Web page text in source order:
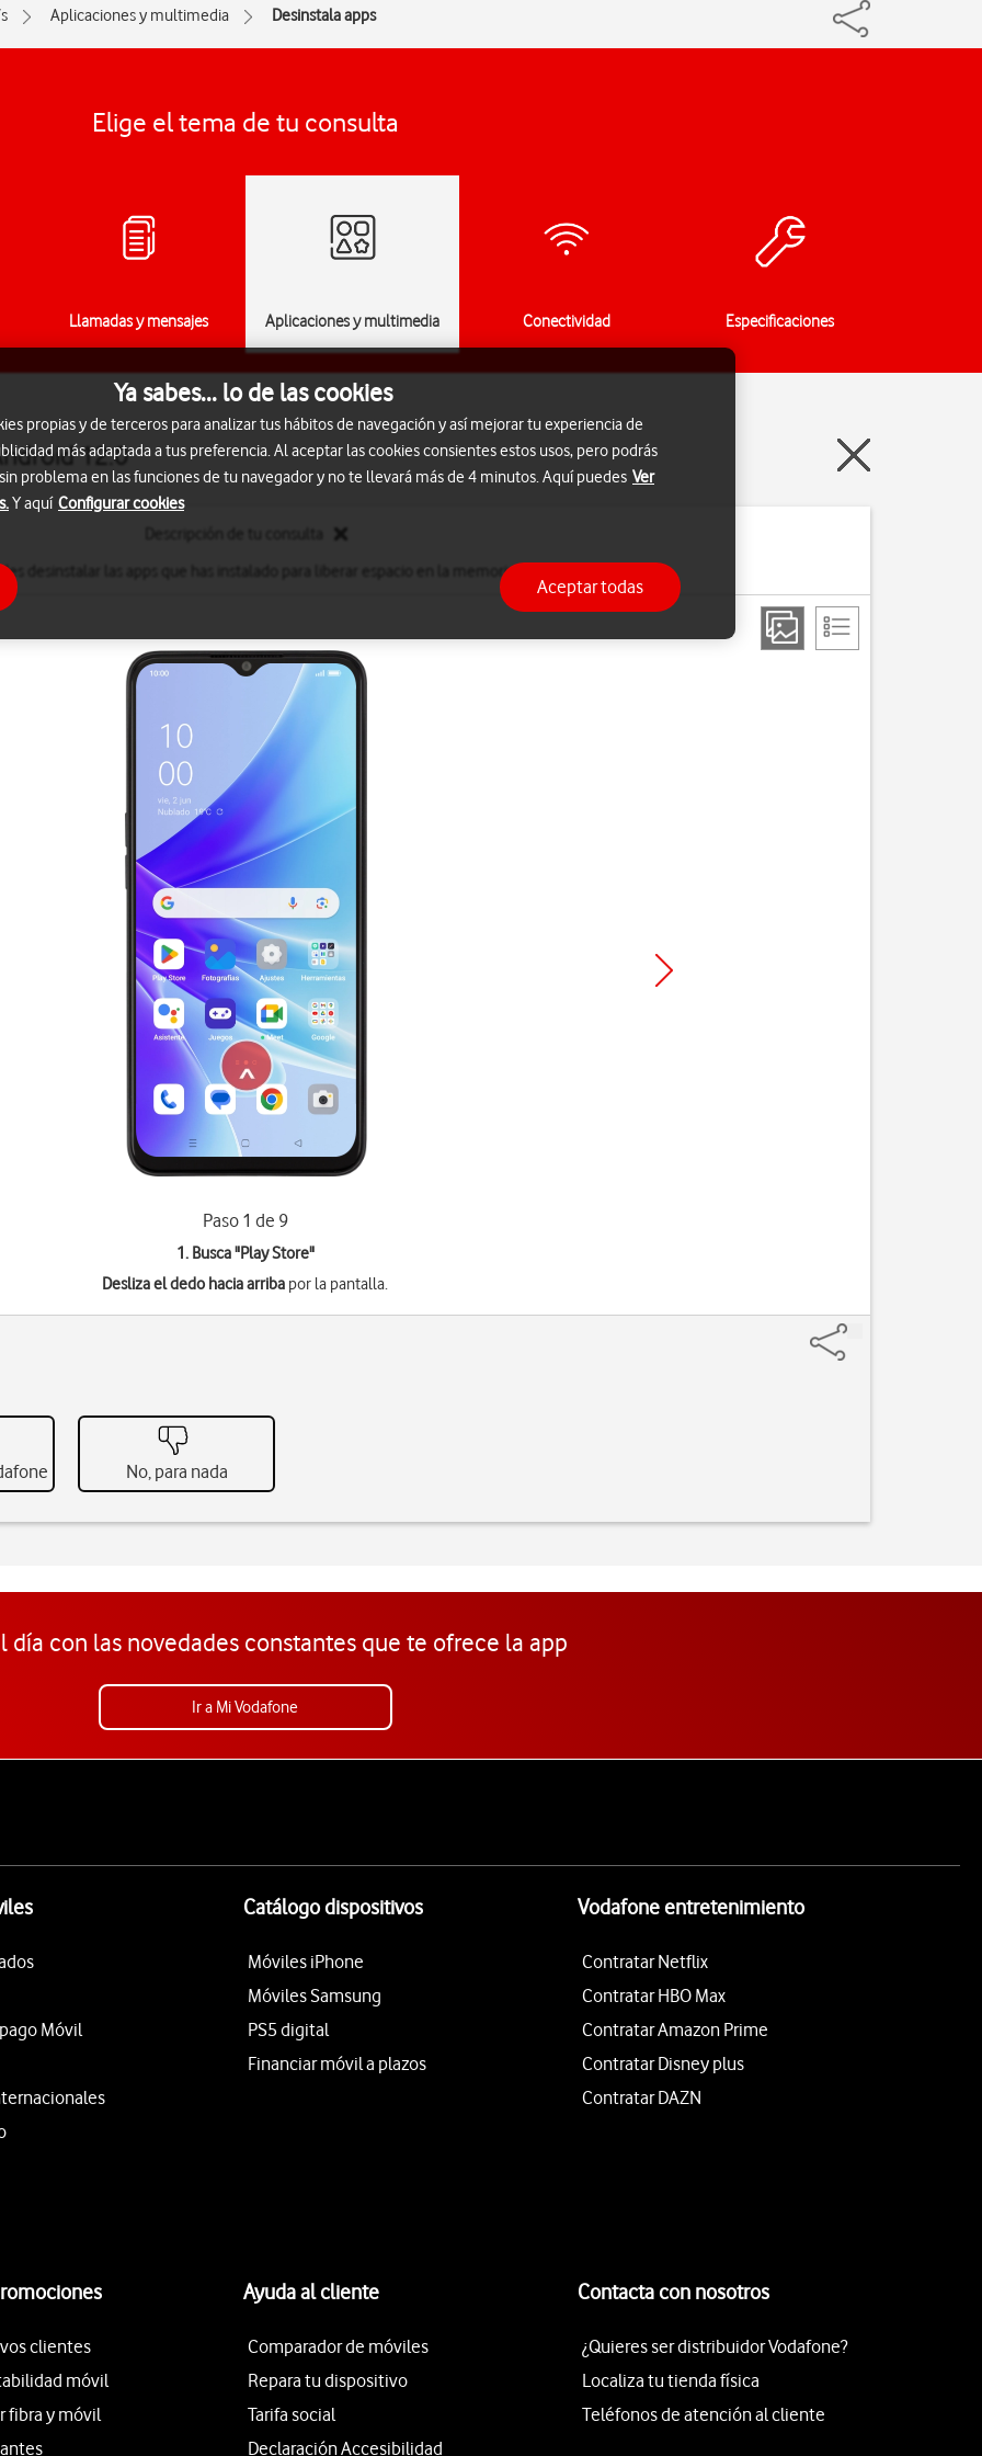
Aplicaciones y multimedia Desinstala apps
Elige el tema de tu consulta
Llamadas y mensajes Aplicaciones y multimedia Conectividad Especificaciones
12.0
desinstalar las apps que has instalado para liberar espacio en la memoria.
Paso 1 de 9
1. Busca "Play Store"
Desliza el dedo hacia arriba por la pantalla.
No, para nada
día con las novedades constantes que te ofrece la app
Ir a Mi Vodafone
Móvil
Catálogo dispositivos
Móviles iPhone
Móviles Samsung
PS5 digital
Financiar móvil a plazos
Vodafone entretenimiento
Contratar Netflix
Contratar HBO Max
Contratar Amazon Prime
Contratar Disney plus
Contratar DAZN
clientes
móvil
fibra y móvil
Ayuda al cliente
Comparador de móviles
Repara tu dispositivo
Tarifa social
Declaración Accesibilidad
Contacta con nosotros
¿Quieres ser distribuidor Vodafone?
Localiza tu tienda física
Teléfonos de atención al cliente
Ya sabes... lo de las cookies
propias y de terceros para analizar tus hábitos de navegación y así mejorar tu experiencia de
más adaptada a tus preferencia. Al aceptar las cookies consientes estos usos, pero podrás
problema en las funciones de tu navegador y no te llevará más de 4 minutos. Aquí puedes Ver
Y aquí Configurar cookies
Aceptar todas